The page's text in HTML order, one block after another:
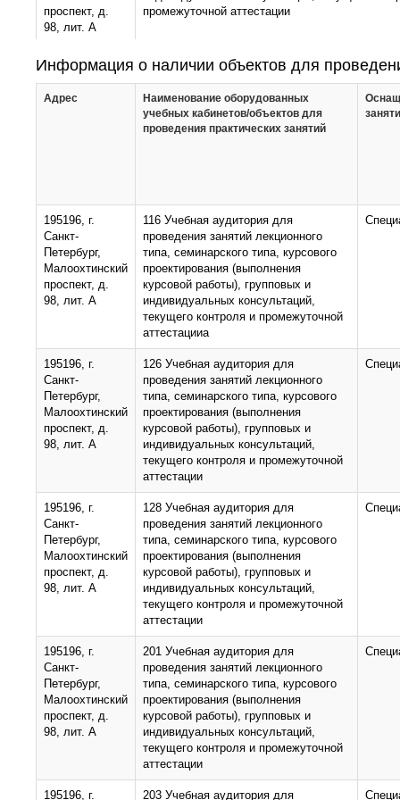
проспект, д.
98, лит. А
промежуточной аттестации
195196, г.
Санкт-
Петербург,
Малоохтинский
308б Учебная аудитория для проведения
лекционного типа, семинарского типа,
проектирования (выполнения курсовой
индивидуальных консультаций, текущего
промежуточной аттестации
Петербург,
Малоохтинский
проспект, д.
98, лит. А
проектирования (выполнения курсовой
индивидуальных консультаций, текущего
промежуточной аттестации
195196, г.
Санкт-
проспект, д.
98, лит. А
417 Учебная аудитория для проведения занятий
лекционного типа, семинарского типа, курсового
проектирования (выполнения курсовой
индивидуальных консультаций, текущего
промежуточной аттестации
195196, г.
Санкт-
Петербург,
Малоохтинский
422 Учебная аудитория для проведения занятий
лекционного типа, семинарского типа, курсового
проектирования (выполнения курсовой
индивидуальных консультаций, текущего
промежуточной аттестации
195196, г.
Санкт-
Петербург,
Малоохтинский
проспект, д.
98, лит. А
425 Учебная аудитория для проведения
лекционного типа, семинарского типа, курсового
проектирования (выполнения курсовой
индивидуальных консультаций, текущего
промежуточной аттестации
Санкт-
Петербург,
Малоохтинский
проспект, д.
98, лит. А
426 Учебная аудитория для проведения занятий
лекционного типа, семинарского типа,
проектирования (выполнения курсовой
индивидуальных консультаций, текущего
промежуточной аттестации
195027, г.
проспект
Металлистов ,
07 Учебная аудитория для проведения занятий
типа, семинарского типа, курсового
(выполнения курсовой работы), групповых и
индивидуальных консультаций, текущего
промежуточной аттестации
Информация о наличии объектов для
Адрес
Наименование оборудованных
учебных кабинетов/объектов для
проведения практических занятий
195196, г.
Санкт-
Петербург,
Малоохтинский
проспект, д.
98, лит. А
116 Учебная аудитория для
проведения занятий лекционного
типа, семинарского типа, курсового
проектирования (выполнения
курсовой работы), групповых и
индивидуальных консультаций,
текущего контроля и промежуточной
аттестацииа
195196, г.
Санкт-
Петербург,
Малоохтинский
проспект, д.
98, лит. А
126 Учебная аудитория для
проведения занятий лекционного
типа, семинарского типа, курсового
проектирования (выполнения
курсовой работы), групповых и
индивидуальных консультаций,
текущего контроля и промежуточной
аттестации
195196, г.
Санкт-
Петербург,
Малоохтинский
проспект, д.
98, лит. А
128 Учебная аудитория для
проведения занятий лекционного
типа, семинарского типа, курсового
проектирования (выполнения
курсовой работы), групповых и
индивидуальных консультаций,
текущего контроля и промежуточной
аттестации
195196, г.
Санкт-
Петербург,
Малоохтинский
проспект, д.
98, лит. А
201 Учебная аудитория для
проведения занятий лекционного
типа, семинарского типа, курсового
проектирования (выполнения
курсовой работы), групповых и
индивидуальных консультаций,
текущего контроля и промежуточной
аттестации
195196, г. 203 Учебная аудитория для